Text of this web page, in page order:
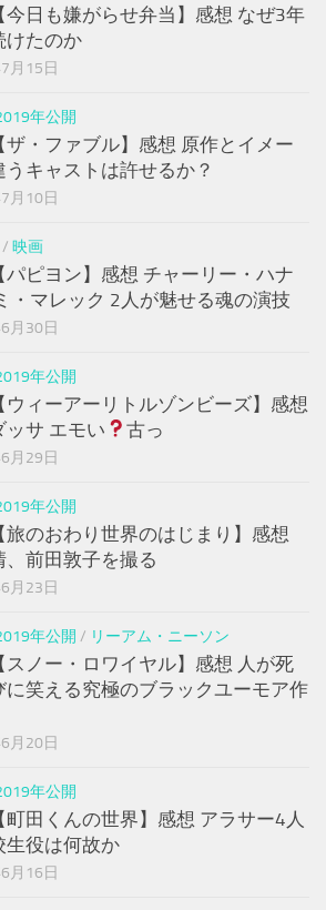
今日も嫌がらせ弁当】感想 なぜ3年
けたのか
月15日
年公開
ザ・ファブル】感想 原作とイメー
うキャストは許せるか？
月10日
/ 映画
パピヨン】感想 チャーリー・ハナ
・マレック 2人が魅せる魂の演技
月30日
年公開
ウィーアーリトルゾンビーズ】感想
ッサ エモい
古っ
月29日
年公開
旅のおわり世界のはじまり】感想
、前田敦子を撮る
月23日
年公開 / リーアム・ニーソン
スノー・ロワイヤル】感想 人が死
に笑える究極のブラックユーモア作
月20日
年公開
町田くんの世界】感想 アラサー4人
生役は何故か
月16日